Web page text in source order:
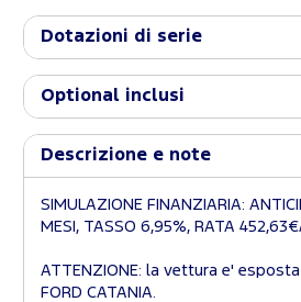
Dotazioni di serie
Optional inclusi
Descrizione e note
SIMULAZIONE FINANZIARIA:
MESI, TASSO 6,95%, RATA
ATTENZIONE: la vettura e'
FORD CATANIA.